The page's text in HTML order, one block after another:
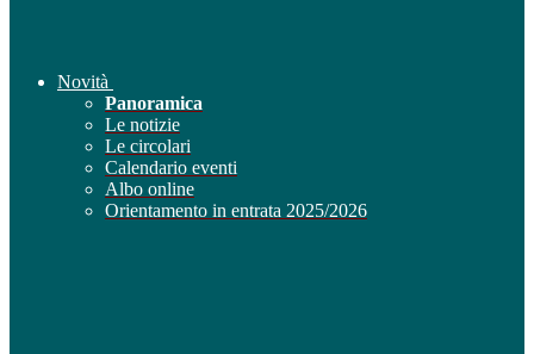
Novità
Panoramica
Le notizie
Le circolari
Calendario eventi
Albo online
Orientamento in entrata 2025/2026